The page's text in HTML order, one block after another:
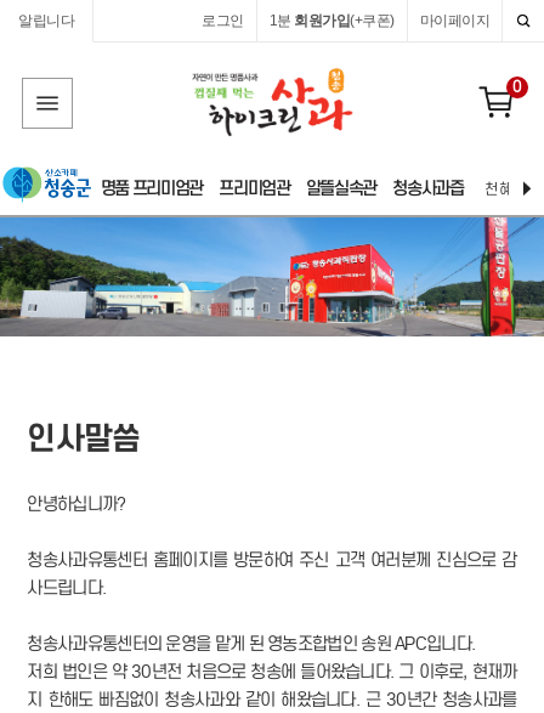
알립니다 마이페이지
1분 회원가입(+쿠폰)
로그인
0
명품 프리미엄관 프리미엄관 알뜰실속관 청송사과즙 천혜 자
인사말씀
안녕하십니까?
청송사과유통센터 홈페이지를 방문하여 주신 고객 여러분께 진심으로 감
사드립니다.
청송사과유통센터의 운영을 맡게 된 영농조합법인 송원 APC입니다.
저희 법인은 약 30년전 처음으로 청송에 들어왔습니다. 그 이후로, 현재까
지 한해도 빠짐없이 청송사과와 같이 해왔습니다. 근 30년간 청송사과를